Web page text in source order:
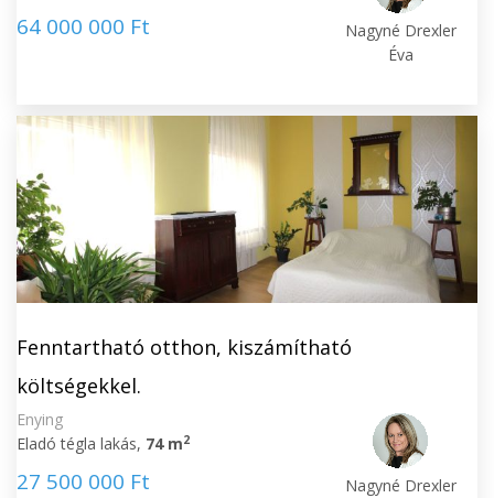
64 000 000 Ft
Nagyné Drexler
Éva
Fenntartható otthon, kiszámítható
költségekkel.
Enying
Eladó tégla lakás, 74 m2
27 500 000 Ft
Nagyné Drexler